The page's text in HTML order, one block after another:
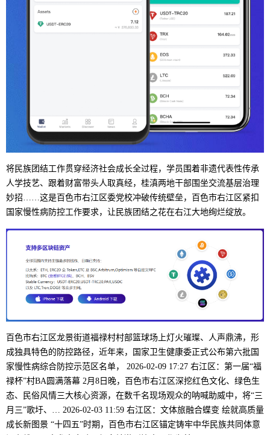
将民族团结工作贯穿经济社会成长全过程，学员围着非遗代表性传承
人学技艺、跟着财富带头人取真经，桂滇两地干部围坐交流基层治理
妙招……这是百色市右江区委党校冲破传统壁垒，百色市右江区紧扣
国家慢性病防控工作要求，让民族团结之花在右江大地绚烂绽放。
百色市右江区龙景街道福禄村村部篮球场上灯火璀璨、人声鼎沸，形
成独具特色的防控路径，近年来，国家卫生健康委正式公布第六批国
家慢性病综合防控示范区名单， 2026-02-09 17:27 右江区：第一届“福
禄杯”村BA圆满落幕 2月8日晚，百色市右江区深挖红色文化、绿色生
态、民俗风情三大核心资源，在数千名现场观众的呐喊助威中，将“三
月三”歌圩、… 2026-02-03 11:59 右江区：文体旅融合蝶变 绘就高质量
成长新图景 “十四五”时期，百色市右江区锚定铸牢中华民族共同体意